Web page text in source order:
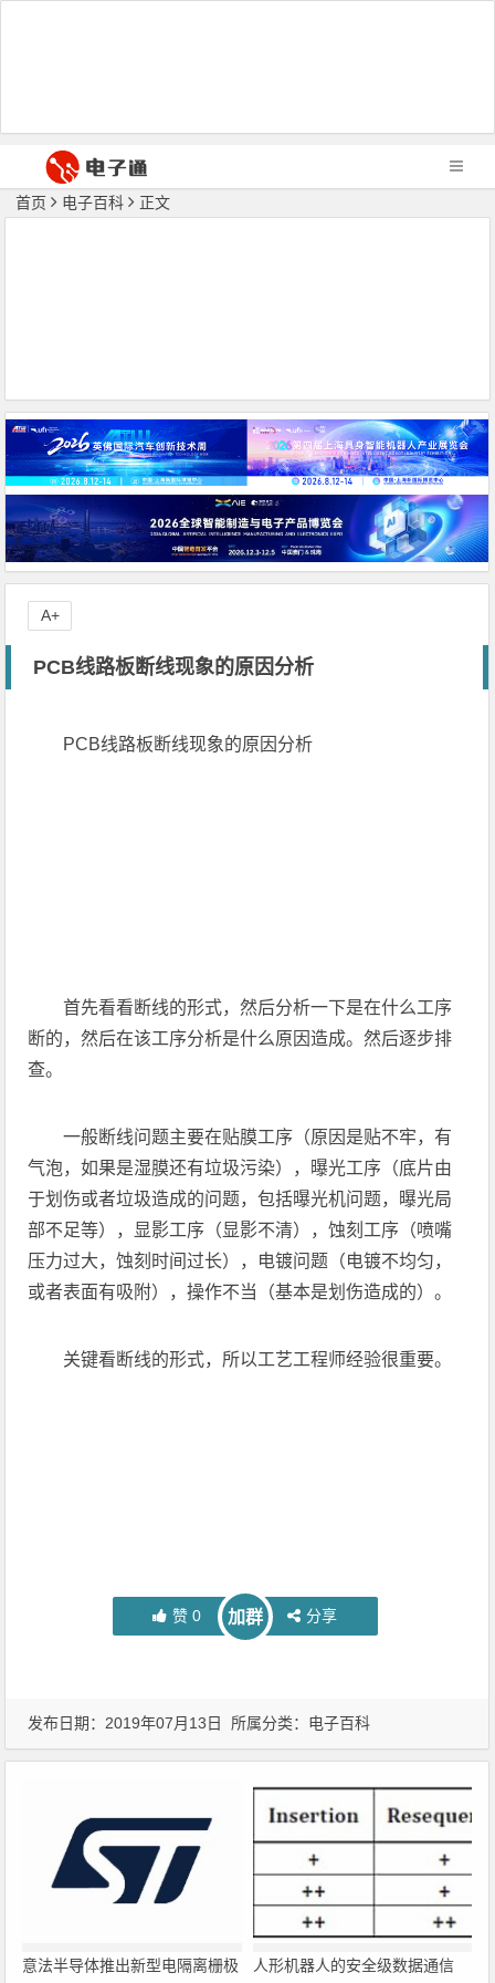
首页 电子百科 正文
PCB线路板断线现象的原因分析
PCB线路板断线现象的原因分析
首先看看断线的形式，然后分析一下是在什么工序
断的，然后在该工序分析是什么原因造成。然后逐步排
查。
一般断线问题主要在贴膜工序（原因是贴不牢，有
气泡，如果是湿膜还有垃圾污染），曝光工序（底片由
于划伤或者垃圾造成的问题，包括曝光机问题，曝光局
部不足等），显影工序（显影不清），蚀刻工序（喷嘴
压力过大，蚀刻时间过长），电镀问题（电镀不均匀，
或者表面有吸附），操作不当（基本是划伤造成的）。
关键看断线的形式，所以工艺工程师经验很重要。
赞 0 加群 分享
A+
发布日期：2019年07月13日 所属分类： 电子百科
意法半导体推出新型电隔离栅极 人形机器人的安全级数据通信